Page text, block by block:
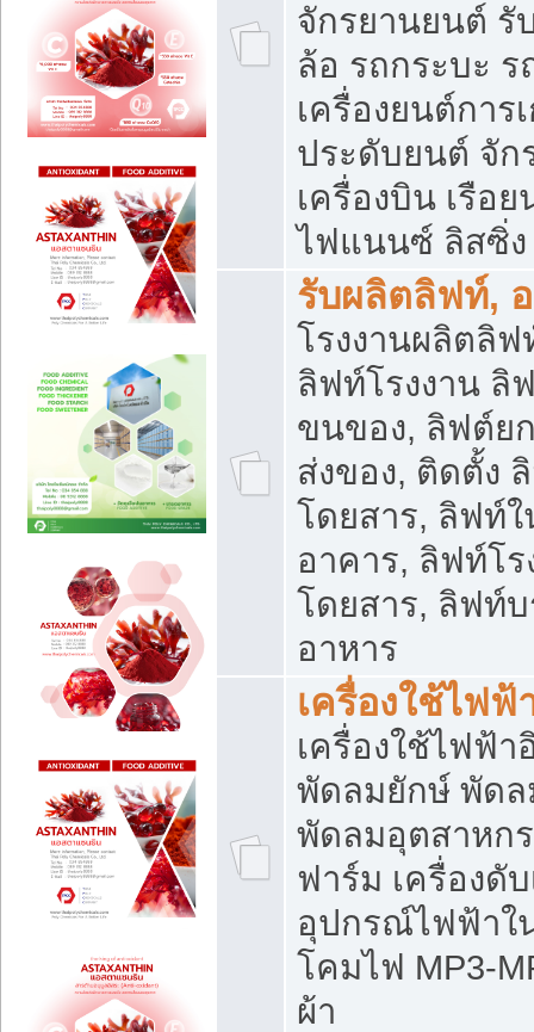
จักรยานยนต์ รั
ล้อ รถกระบะ
เครื่องยนต์การ
ประดับยนต์ จัก
เครื่องบิน เรือ
ไฟแนนซ์ ลิสซิ่ง
รับผลิตลิฟท์,
โรงงานผลิตลิ
ลิฟท์โรงงาน ลิ
ขนของ, ลิฟต์ย
ส่งของ, ติดตั้ง
โดยสาร, ลิฟท์
อาคาร, ลิฟท์โ
โดยสาร, ลิฟท์
อาหาร
เครื่องใช้ไฟฟ้
เครื่องใช้ไฟฟ้า
พัดลมยักษ์ พัด
พัดลมอุตสาหก
ฟาร์ม เครื่องดั
อุปกรณ์ไฟฟ้าใ
โคมไฟ MP3-
ผ้า